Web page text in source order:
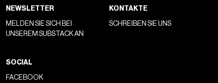
NEWSLETTER
MELDEN SIE SICH BEI
UNSEREM SUBSTACK AN
KONTAKTE
SCHREIBEN SIE UNS
SOCIAL
FACEBOOK